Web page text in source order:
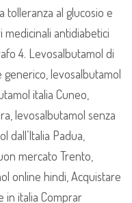
tolleranza al glucosio e
antidiabetici
4. Levosalbutamol di
levosalbutamol
italia Cuneo,
levosalbutamol senza
dall’Italia Padua,
mercato Trento,
online hindi, Acquistare
in italia Comprar